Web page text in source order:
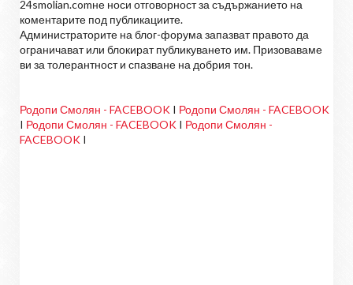
24smolian.comне носи отговорност за съдържанието на
коментарите под публикациите.
Администраторите на блог-форума запазват правото да
ограничават или блокират публикуването им. Призоваваме
ви за толерантност и спазване на добрия тон.
Родопи Смолян - FACEBOOK I Родопи Смолян - FACEBOOK
I Родопи Смолян - FACEBOOK I Родопи Смолян -
FACEBOOK I